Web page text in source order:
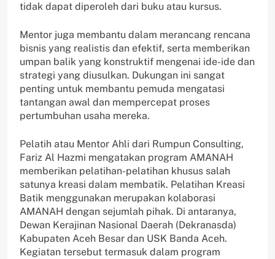
tidak dapat diperoleh dari buku atau kursus.
Mentor juga membantu dalam merancang rencana
bisnis yang realistis dan efektif, serta memberikan
umpan balik yang konstruktif mengenai ide-ide dan
strategi yang diusulkan. Dukungan ini sangat
penting untuk membantu pemuda mengatasi
tantangan awal dan mempercepat proses
pertumbuhan usaha mereka.
Pelatih atau Mentor Ahli dari Rumpun Consulting,
Fariz Al Hazmi mengatakan program AMANAH
memberikan pelatihan-pelatihan khusus salah
satunya kreasi dalam membatik. Pelatihan Kreasi
Batik menggunakan merupakan kolaborasi
AMANAH dengan sejumlah pihak. Di antaranya,
Dewan Kerajinan Nasional Daerah (Dekranasda)
Kabupaten Aceh Besar dan USK Banda Aceh.
Kegiatan tersebut termasuk dalam program